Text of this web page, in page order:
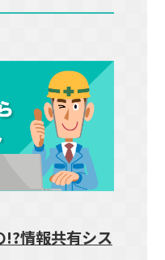
!?情報共有シス